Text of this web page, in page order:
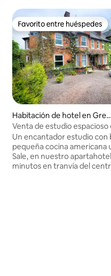
Favorito entre huéspedes
Favorito entre huéspedes
Habitación de hotel en Great
er Manchester
Venta de estudio espacioso
privado y cocina totalmente
estacionamiento
Un encantador estudio con
pequeña cocina americana
Sale, en nuestro
minutos en tranvía del